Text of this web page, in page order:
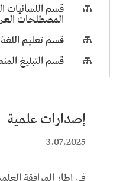
 قسم اللسانيات
المصطلحات
 قسم تعليم اللغة
 قسم التبليغ
إصدارات علمية
3.07.2025